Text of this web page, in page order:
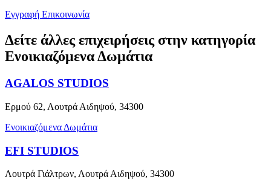
Εγγραφή Επικοινωνία
Δείτε άλλες επιχειρήσεις στην κατηγορία
Ενοικιαζόμενα Δωμάτια
AGALOS STUDIOS
Ερμού 62, Λουτρά Αιδηψού, 34300
Ενοικιαζόμενα Δωμάτια
EFI STUDIOS
Λουτρά Γιάλτρων, Λουτρά Αιδηψού, 34300